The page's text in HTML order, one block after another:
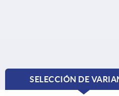
SELECCIÓN DE